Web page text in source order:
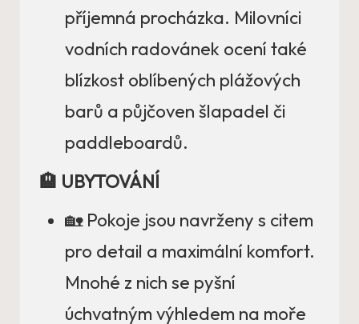
příjemná procházka. Milovníci
vodních radovánek ocení také
blízkost oblíbených plážových
barů a půjčoven šlapadel či
paddleboardů.
🏨 UBYTOVÁNÍ
🏡 Pokoje jsou navrženy s citem
pro detail a maximální komfort.
Mnohé z nich se pyšní
úchvatným výhledem na moře